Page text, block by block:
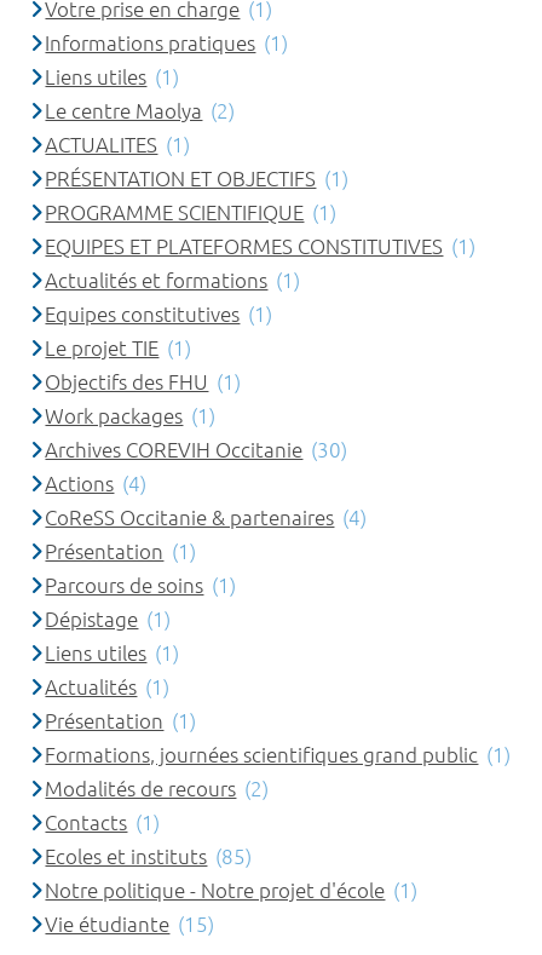
Votre prise en charge (1)
Informations pratiques (1)
Liens utiles (1)
Le centre Maolya (2)
ACTUALITES (1)
PRÉSENTATION ET OBJECTIFS (1)
PROGRAMME SCIENTIFIQUE (1)
EQUIPES ET PLATEFORMES CONSTITUTIVES (1)
Actualités et formations (1)
Equipes constitutives (1)
Le projet TIE (1)
Objectifs des FHU (1)
Work packages (1)
Archives COREVIH Occitanie (30)
Actions (4)
CoReSS Occitanie & partenaires (4)
Présentation (1)
Parcours de soins (1)
Dépistage (1)
Liens utiles (1)
Actualités (1)
Présentation (1)
Formations, journées scientifiques grand public (1)
Modalités de recours (2)
Contacts (1)
Ecoles et instituts (85)
Notre politique - Notre projet d'école (1)
Vie étudiante (15)